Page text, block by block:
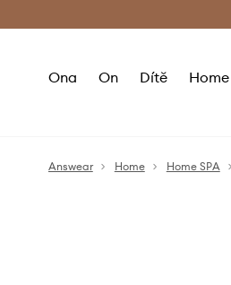
Ona On Dítě Home
Answear Home Home SPA